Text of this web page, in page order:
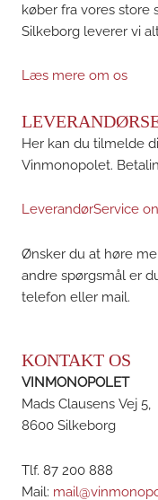
køber fra vores store
Silkeborg leverer vi
Læs mere om os
Her kan du tilmelde
Vinmonopolet.
LeverandørService
Ønsker du at høre
andre spørgsmål er
telefon eller mail.
KONTAKT OS
VINMONOPOLET
Mads Clausens Vej 5,
8600 Silkeborg
Tlf. 87 200 888
Mail: